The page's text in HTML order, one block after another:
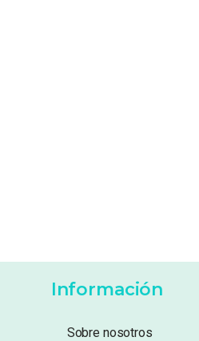
Información
Sobre nosotros